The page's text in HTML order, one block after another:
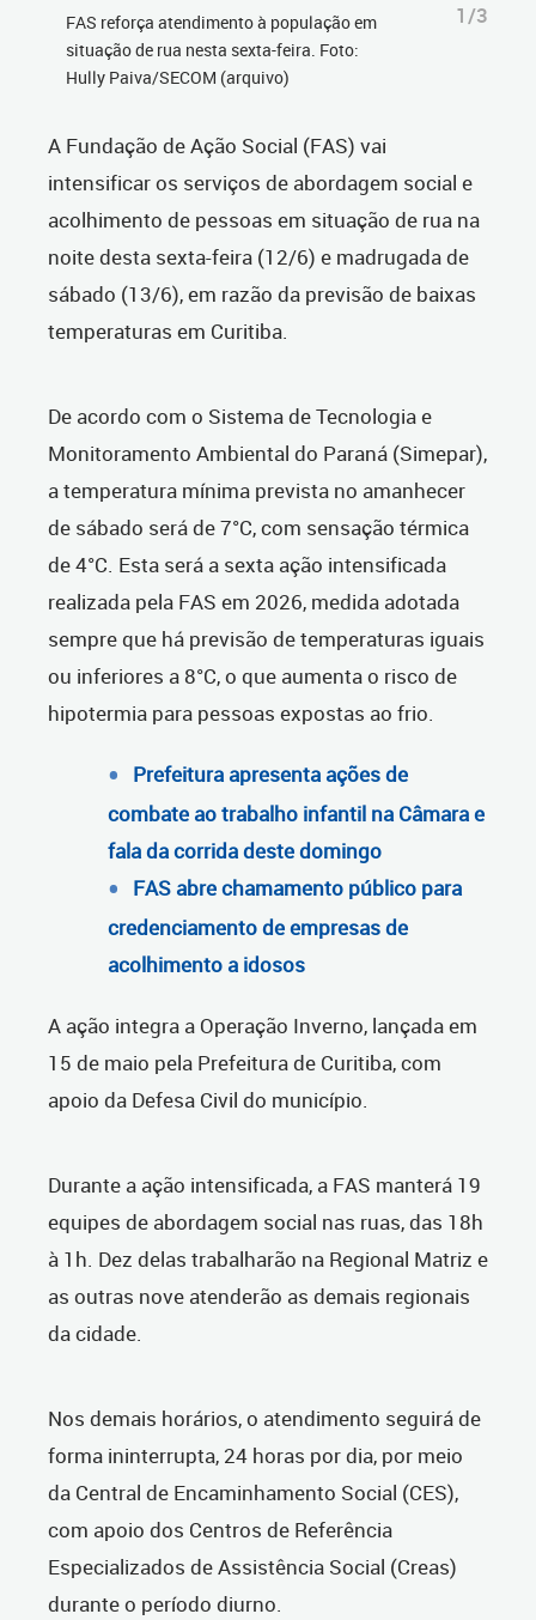
FAS reforça atendimento à população em
situação de rua nesta sexta-feira. Foto:
Hully Paiva/SECOM (arquivo)
1/3
A Fundação de Ação Social (FAS) vai
intensificar os serviços de abordagem social e
acolhimento de pessoas em situação de rua na
noite desta sexta-feira (12/6) e madrugada de
sábado (13/6), em razão da previsão de baixas
temperaturas em Curitiba.
De acordo com o Sistema de Tecnologia e
Monitoramento Ambiental do Paraná (Simepar),
a temperatura mínima prevista no amanhecer
de sábado será de 7°C, com sensação térmica
de 4°C. Esta será a sexta ação intensificada
realizada pela FAS em 2026, medida adotada
sempre que há previsão de temperaturas iguais
ou inferiores a 8°C, o que aumenta o risco de
hipotermia para pessoas expostas ao frio.
Prefeitura apresenta ações de
combate ao trabalho infantil na Câmara e
fala da corrida deste domingo
FAS abre chamamento público para
credenciamento de empresas de
acolhimento a idosos
A ação integra a Operação Inverno, lançada em
15 de maio pela Prefeitura de Curitiba, com
apoio da Defesa Civil do município.
Durante a ação intensificada, a FAS manterá 19
equipes de abordagem social nas ruas, das 18h
à 1h. Dez delas trabalharão na Regional Matriz e
as outras nove atenderão as demais regionais
da cidade.
Nos demais horários, o atendimento seguirá de
forma ininterrupta, 24 horas por dia, por meio
da Central de Encaminhamento Social (CES),
com apoio dos Centros de Referência
Especializados de Assistência Social (Creas)
durante o período diurno.